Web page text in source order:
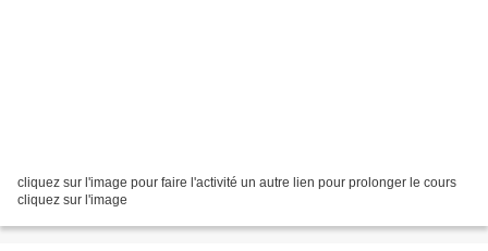
cliquez sur l'image pour faire l'activité un autre lien pour prolonger le cours
cliquez sur l'image